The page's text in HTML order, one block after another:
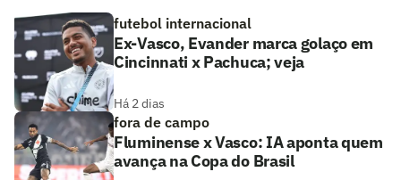
futebol internacional
Ex-Vasco, Evander marca golaço em
Cincinnati x Pachuca; veja
Há 2 dias
fora de campo
Fluminense x Vasco: IA aponta quem
avança na Copa do Brasil